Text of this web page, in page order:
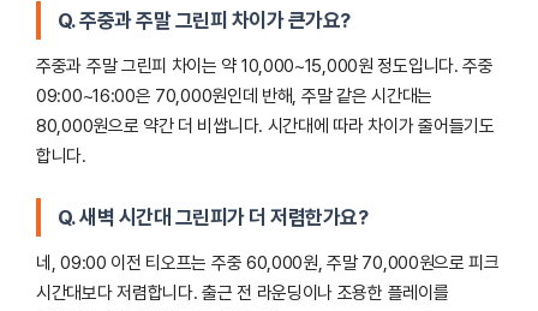
Q. 주중과 주말 그린피 차이가 큰가요?
주중과 주말 그린피 차이는 약 10,000~15,000원 정도입니다. 주중
09:00~16:00은 70,000원인데 반해, 주말 같은 시간대는
80,000원으로 약간 더 비쌉니다. 시간대에 따라 차이가 줄어들기도
합니다.
Q. 새벽 시간대 그린피가 더 저렴한가요?
네, 09:00 이전 티오프는 주중 60,000원, 주말 70,000원으로 피크
시간대보다 저렴합니다. 출근 전 라운딩이나 조용한 플레이를